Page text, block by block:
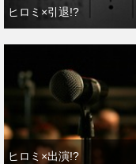
ヒロミ×引退!?
ヒロミ×出演!?